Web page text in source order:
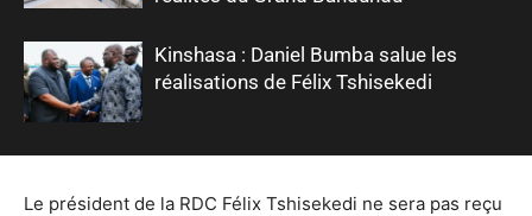
Kinshasa : Daniel Bumba salue les
réalisations de Félix Tshisekedi
Le président de la RDC Félix Tshisekedi ne sera pas reçu